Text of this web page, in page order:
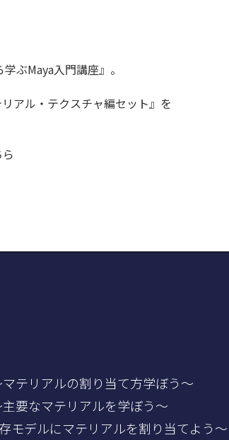
ぶMaya入門講座』。
アル・テクスチャ編セット』を
テリアルの割り当て方学ぼう～
要なマテリアルを学ぼう～
モデルにマテリアルを割り当てよう～